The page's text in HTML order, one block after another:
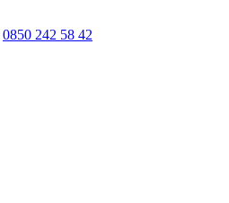
0850 242 58 42